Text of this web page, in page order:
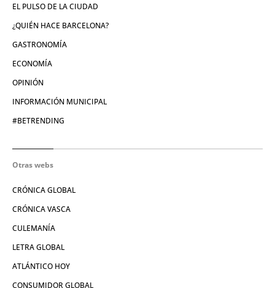
EL PULSO DE LA CIUDAD
¿QUIÉN HACE BARCELONA?
GASTRONOMÍA
ECONOMÍA
OPINIÓN
INFORMACIÓN MUNICIPAL
#BETRENDING
Otras webs
CRÓNICA GLOBAL
CRÓNICA VASCA
CULEMANÍA
LETRA GLOBAL
ATLÁNTICO HOY
CONSUMIDOR GLOBAL